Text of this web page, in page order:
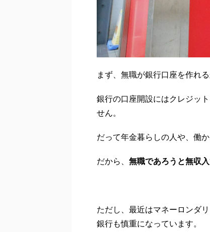
まず、無職が銀行口座を作れる
銀行の口座開設にはクレジッ
せん。
だって年金暮らしの人や、働
だから、 無職であろうと無収
ただし、最近はマネーロンダ
銀行も慎重になっています。